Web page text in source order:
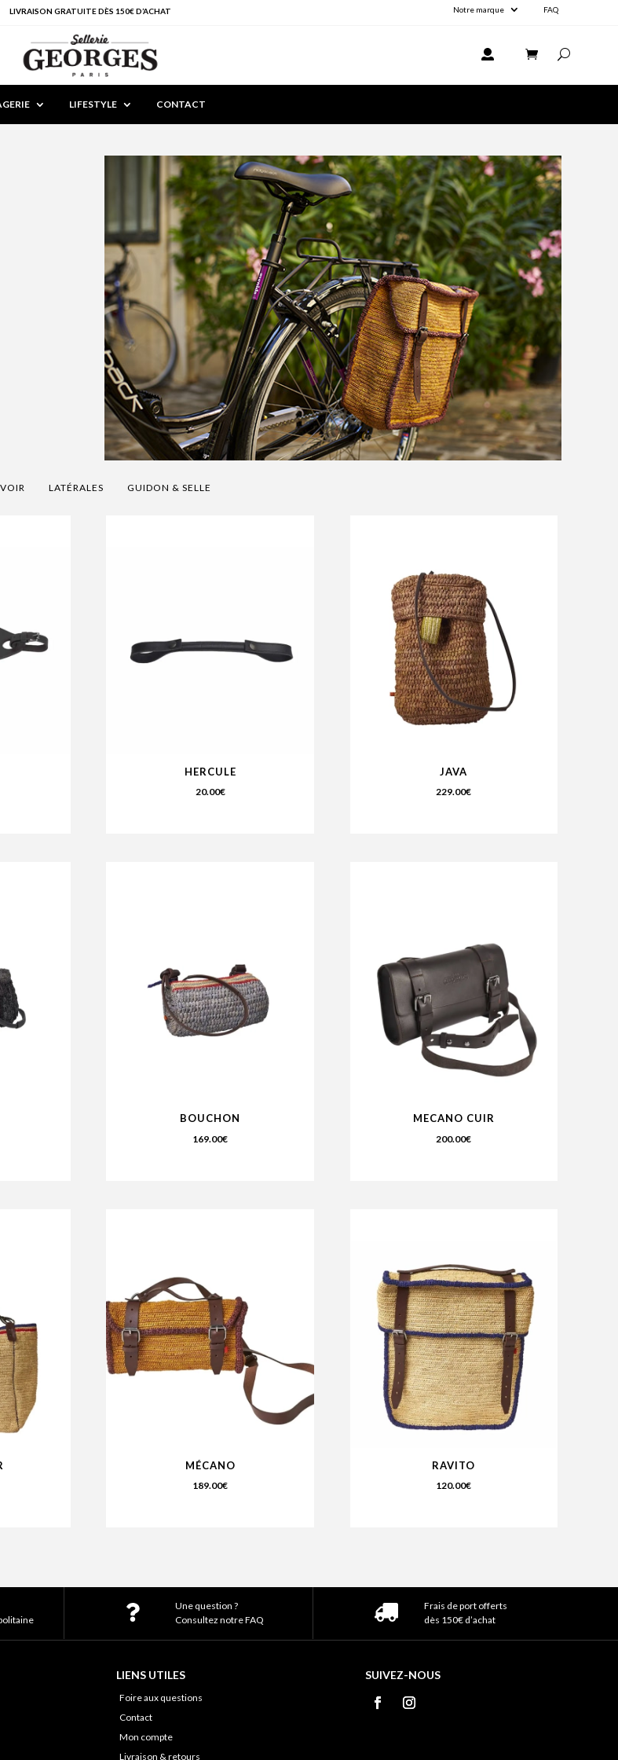
LIVRAISON GRATUITE DÈS 150€ D’ACHAT Notre marque FAQ
LIFESTYLE CONTACT
LATÉRALES GUIDON & SELLE
HERCULE
20.00€
JAVA
229.00€
BOUCHON
169.00€
MECANO CUIR
200.00€
MÉCANO
189.00€
RAVITO
120.00€
Une question ?
Consultez notre FAQ
Frais de port offerts
dès 150€ d’achat
LIENS UTILES
Foire aux questions
Contact
Mon compte
Livraison & retours
SUIVEZ-NOUS